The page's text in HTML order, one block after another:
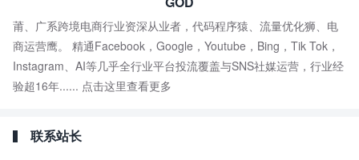
莆、广系跨境电商行业资深从业者，代码程序猿、流量优化狮、电
商运营鹰。 精通Facebook，Google，Youtube，Bing，Tik Tok，
Instagram、AI等几乎全行业平台投流覆盖与SNS社媒运营，行业经
验超16年...... 点击这里查看更多
联系站长